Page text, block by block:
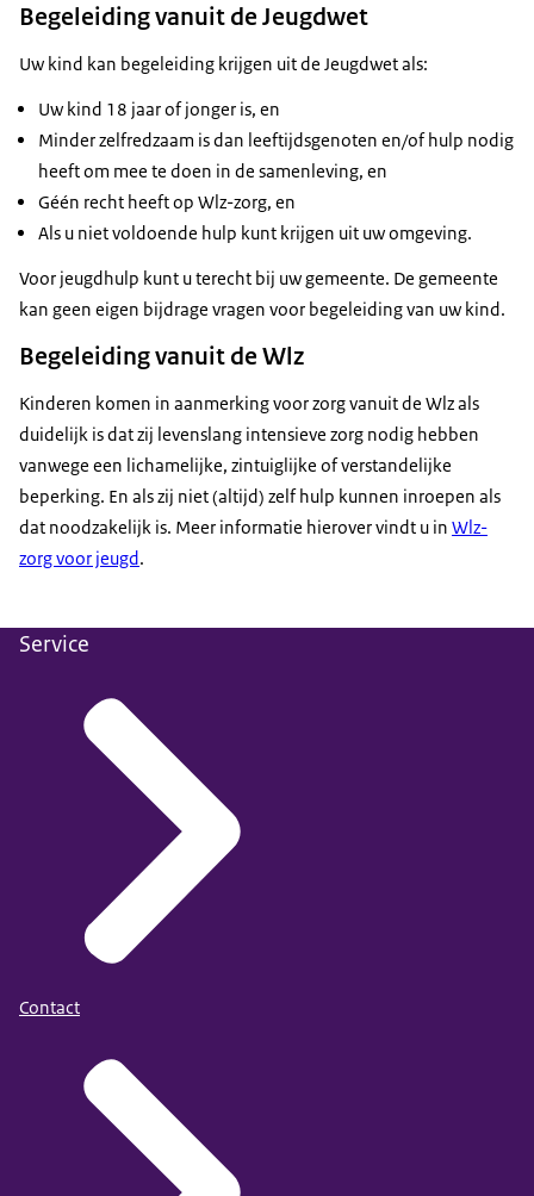
Begeleiding vanuit de Jeugdwet
Uw kind kan begeleiding krijgen uit de Jeugdwet als:
Uw kind 18 jaar of jonger is, en
Minder zelfredzaam is dan leeftijdsgenoten en/of hulp nodig
heeft om mee te doen in de samenleving, en
Géén recht heeft op Wlz-zorg, en
Als u niet voldoende hulp kunt krijgen uit uw omgeving.
Voor jeugdhulp kunt u terecht bij uw gemeente. De gemeente
kan geen eigen bijdrage vragen voor begeleiding van uw kind.
Begeleiding vanuit de Wlz
Kinderen komen in aanmerking voor zorg vanuit de Wlz als
duidelijk is dat zij levenslang intensieve zorg nodig hebben
vanwege een lichamelijke, zintuiglijke of verstandelijke
beperking. En als zij niet (altijd) zelf hulp kunnen inroepen als
dat noodzakelijk is. Meer informatie hierover vindt u in Wlz-
zorg voor jeugd.
Service
Contact